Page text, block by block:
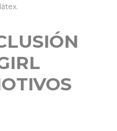
libre de látex.